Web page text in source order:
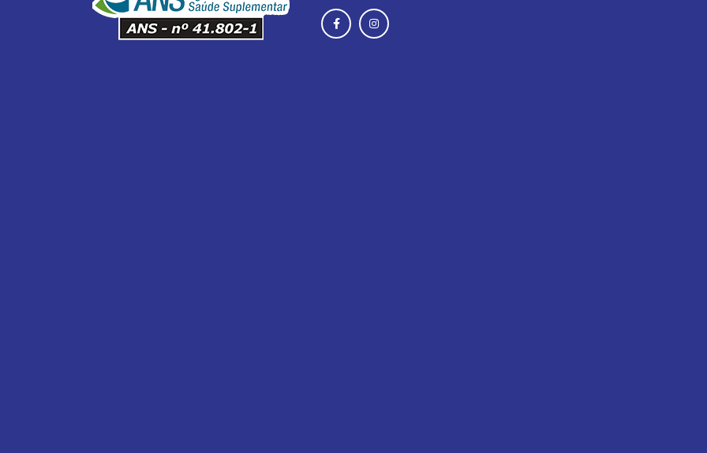
perto, cuidando de você!